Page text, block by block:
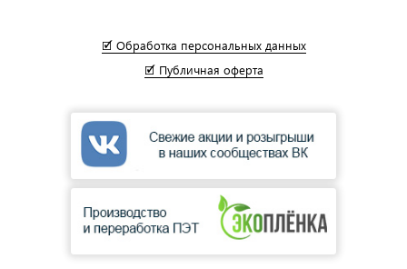
🗹 Обработка персональных данных
🗹 Публичная оферта